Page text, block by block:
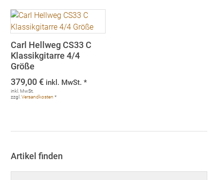
Carl Hellweg CS33 C
Klassikgitarre 4/4
Größe
379,00€ inkl. MwSt. *
inkl. MwSt.
zzgl.Versandkosten *
Artikel finden